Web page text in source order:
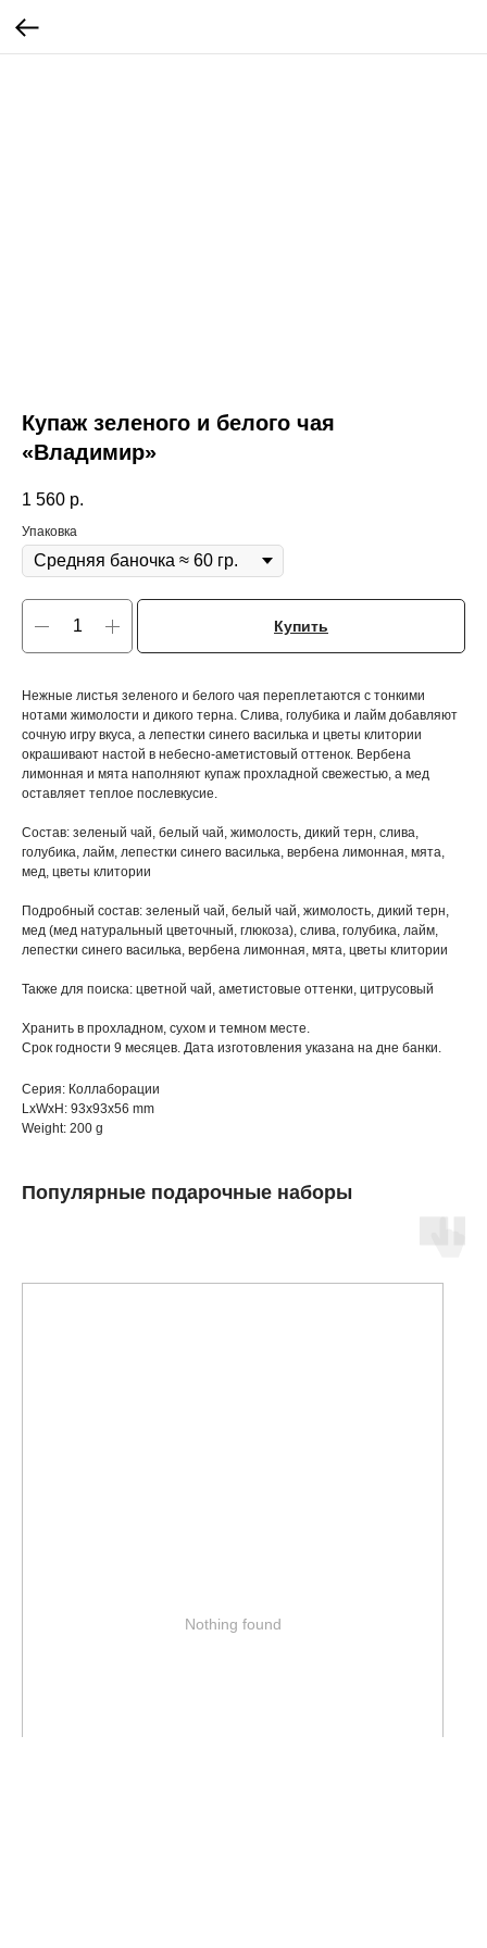
Купаж зеленого и белого чая
«Владимир»
1 560 р.
Упаковка
Купить
Нежные листья зеленого и белого чая переплетаются с тонкими
нотами жимолости и дикого терна. Слива, голубика и лайм добавляют
сочную игру вкуса, а лепестки синего василька и цветы клитории
окрашивают настой в небесно-аметистовый оттенок. Вербена
лимонная и мята наполняют купаж прохладной свежестью, а мед
оставляет теплое послевкусие.
Состав: зеленый чай, белый чай, жимолость, дикий терн, слива,
голубика, лайм, лепестки синего василька, вербена лимонная, мята,
мед, цветы клитории
Подробный состав: зеленый чай, белый чай, жимолость, дикий терн,
мед (мед натуральный цветочный, глюкоза), слива, голубика, лайм,
лепестки синего василька, вербена лимонная, мята, цветы клитории
Также для поиска: цветной чай, аметистовые оттенки, цитрусовый
Хранить в прохладном, сухом и темном месте.
Срок годности 9 месяцев. Дата изготовления указана на дне банки.
Серия: Коллаборации
LxWxH: 93x93x56 mm
Weight: 200 g
Популярные подарочные наборы
Nothing found